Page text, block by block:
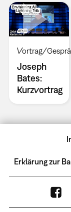
Vortrag/
Joseph
Bates:
Kurzvortrag
Erklärung zur